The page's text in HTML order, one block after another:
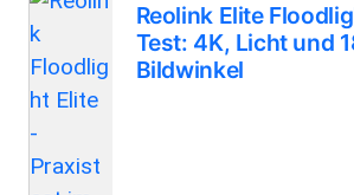
Reolink Elite
Test: 4K, Licht und
Bildwinkel